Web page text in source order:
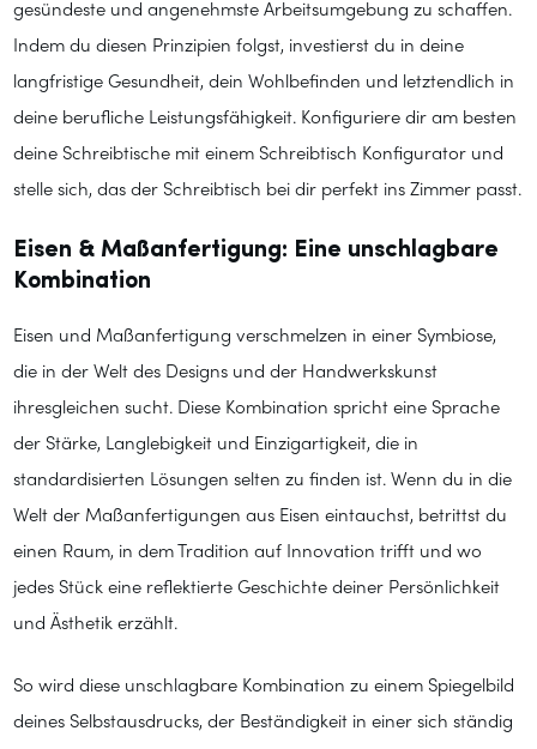
gesündeste und angenehmste Arbeitsumgebung zu schaffen.
Indem du diesen Prinzipien folgst, investierst du in deine
langfristige Gesundheit, dein Wohlbefinden und letztendlich in
deine berufliche Leistungsfähigkeit. Konfiguriere dir am besten
deine Schreibtische mit einem Schreibtisch Konfigurator und
stelle sich, das der Schreibtisch bei dir perfekt ins Zimmer passt.
Eisen & Maßanfertigung: Eine unschlagbare
Kombination
Eisen und Maßanfertigung verschmelzen in einer Symbiose,
die in der Welt des Designs und der Handwerkskunst
ihresgleichen sucht. Diese Kombination spricht eine Sprache
der Stärke, Langlebigkeit und Einzigartigkeit, die in
standardisierten Lösungen selten zu finden ist. Wenn du in die
Welt der Maßanfertigungen aus Eisen eintauchst, betrittst du
einen Raum, in dem Tradition auf Innovation trifft und wo
jedes Stück eine reflektierte Geschichte deiner Persönlichkeit
und Ästhetik erzählt.
So wird diese unschlagbare Kombination zu einem Spiegelbild
deines Selbstausdrucks, der Beständigkeit in einer sich ständig